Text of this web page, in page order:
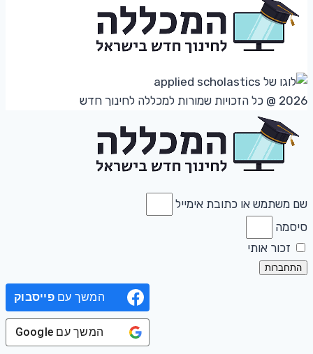
2026 @ כל הזכויות שמורות למכללה לחינוך חדש
שם משתמש או כתובת אימייל
סיסמה
זכור אותי
התחברות
המשך עםפייסבוק
המשך עם Google